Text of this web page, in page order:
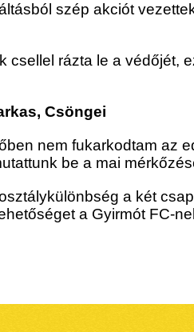
szép akciót
csellel rázta le a
Csöngei
nem fukarkodtam az
be a mai
a két
a Gyirmót FC-